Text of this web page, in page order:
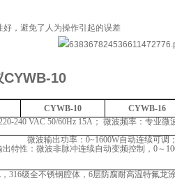
，避免了人为操作引起的误差
CYWB-10
CYWB-10 CYWB-16
240 VAC 50/60Hz 15A； 微波频率：专业微
微波输出功率： 0~1600W自动连续可调；
出特性：微波非脉冲连续自动变频控制， 0～
316级全不锈钢腔体，6层防腐耐高温特氟龙